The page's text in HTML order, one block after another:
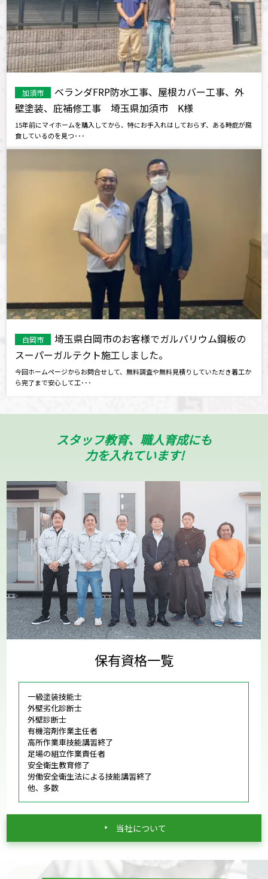
加須市
ベランダFRP防水工事、屋根カバー工事、外
壁塗装、庇補修工事 埼玉県加須市 K様
15年前にマイホームを購入してから、特にお手入れはしておらず、ある時庇が腐
食しているのを見つ･･･
白岡市
埼玉県白岡市のお客様でガルバリウム鋼板の
スーパーガルテクト施工しました。
今回ホームページからお問合せして、無料調査や無料見積りしていただき着工か
ら完了まで安心して工･･･
スタッフ教育、職人育成にも
力を入れています!
保有資格一覧
一級塗装技能士
外壁劣化診断士
外壁診断士
有機溶剤作業主任者
高所作業車技能講習終了
足場の組立作業責任者
安全衛生教育修了
労働安全衛生法による技能講習終了
他、多数
当社について